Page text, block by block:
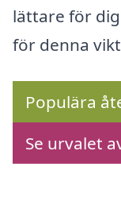
lättare för
för denna
Populära
Se urvalet